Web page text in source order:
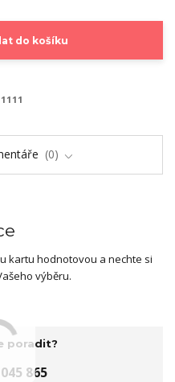
do košíku
0
kartu hodnotovou a nechte si
výběru.
poradit?
865